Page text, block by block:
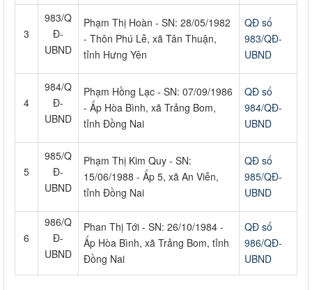
3
983/Q
Đ-
UBND
Phạm Thị Hoàn - SN: 28/05/1982
- Thôn Phú Lễ, xã Tân Thuận,
tỉnh Hưng Yên
QĐ số
983/QĐ-
UBND
4
984/Q
Đ-
UBND
Phạm Hồng Lạc - SN: 07/09/1986
- Ấp Hòa Bình, xã Trảng Bom,
tỉnh Đồng Nai
QĐ số
984/QĐ-
UBND
5
985/Q
Đ-
UBND
Phạm Thị Kim Quy - SN:
15/06/1988 - Ấp 5, xã An Viễn,
tỉnh Đồng Nai
QĐ số
985/QĐ-
UBND
6
986/Q
Đ-
UBND
Phan Thị Tới - SN: 26/10/1984 -
Ấp Hòa Bình, xã Trảng Bom, tỉnh
Đồng Nai
QĐ số
986/QĐ-
UBND